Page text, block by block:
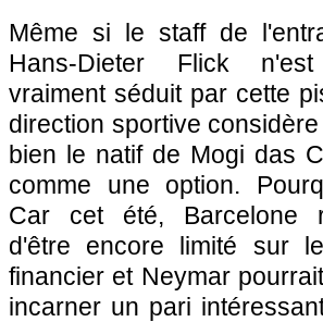
Même si le staff de
Hans-Dieter Flick
vraiment séduit par cette
direction sportive
bien le natif de Mogi das
comme une option.
Car cet été, Barcelone
d'être encore limité sur
financier et Neymar
incarner un pari